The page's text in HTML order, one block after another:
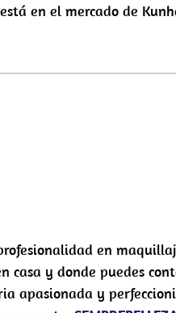
en el mercado de
en
casa y donde puedes
apasionada y